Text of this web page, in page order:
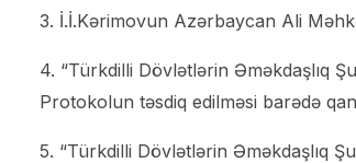
3. İ.İ.Kərimovun Azərbaycan Ali
4. “Türkdilli Dövlətlərin Əməkdaşlıq
Protokolun təsdiq edilməsi barədə
5. “Türkdilli Dövlətlərin Əməkdaşlıq